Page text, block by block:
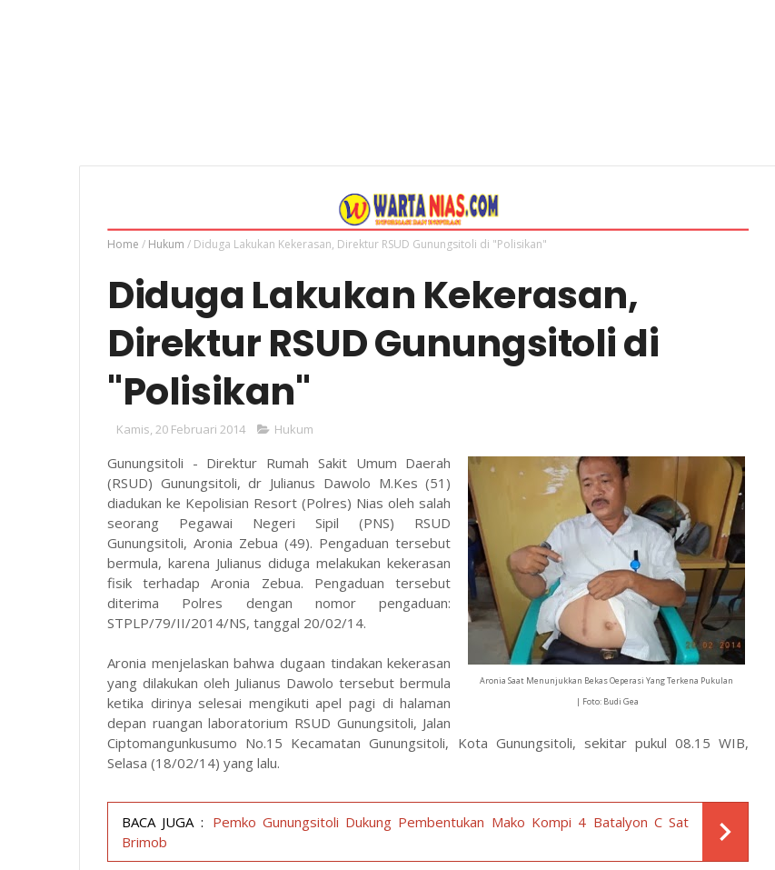
Home / Hukum / Diduga Lakukan Kekerasan, Direktur RSUD Gunungsitoli di "Polisikan"
Diduga Lakukan Kekerasan,
Direktur RSUD Gunungsitoli di
"Polisikan"
Kamis, 20 Februari 2014 Hukum
Aronia Saat Menunjukkan Bekas Oeperasi Yang Terkena Pukulan
| Foto: Budi Gea
Gunungsitoli - Direktur Rumah Sakit Umum Daerah
(RSUD) Gunungsitoli, dr Julianus Dawolo M.Kes (51)
diadukan ke Kepolisian Resort (Polres) Nias oleh salah
seorang Pegawai Negeri Sipil (PNS) RSUD
Gunungsitoli, Aronia Zebua (49). Pengaduan tersebut
bermula, karena Julianus diduga melakukan kekerasan
fisik terhadap Aronia Zebua. Pengaduan tersebut
diterima Polres dengan nomor pengaduan:
STPLP/79/II/2014/NS, tanggal 20/02/14.
Aronia menjelaskan bahwa dugaan tindakan kekerasan
yang dilakukan oleh Julianus Dawolo tersebut bermula
ketika dirinya selesai mengikuti apel pagi di halaman
depan ruangan laboratorium RSUD Gunungsitoli, Jalan
Ciptomangunkusumo No.15 Kecamatan Gunungsitoli, Kota Gunungsitoli, sekitar pukul 08.15 WIB,
Selasa (18/02/14) yang lalu.
BACA JUGA : Pemko Gunungsitoli Dukung Pembentukan Mako Kompi 4 Batalyon C Sat
Brimob